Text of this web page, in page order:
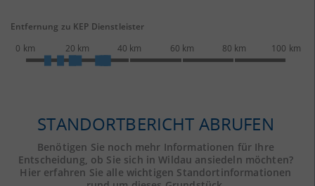
Entfernung zu KEP Dienstleister
0 km
20 km 40 km 60 km 80 km 100 km
STANDORTBERICHT ABRUFEN
Benötigen Sie noch mehr Informationen für Ihre
Entscheidung, ob Sie sich in Wildau ansiedeln möchten?
Hier erfahren Sie alle wichtigen Standortinformationen